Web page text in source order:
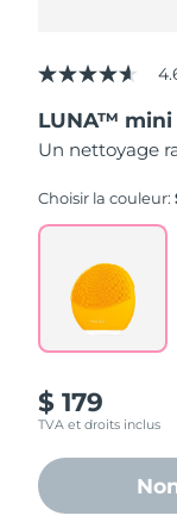
4.6
of
5
stars,
rating
Read
Reviews.
Same
page
LUNA™ mini
Un nettoyage
Choisir la couleur:
$ 179
TVA et droits inclus